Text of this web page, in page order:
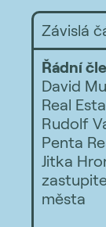
Závislá
Řádní
David
Real
Rudolf
Penta
Jitka
města